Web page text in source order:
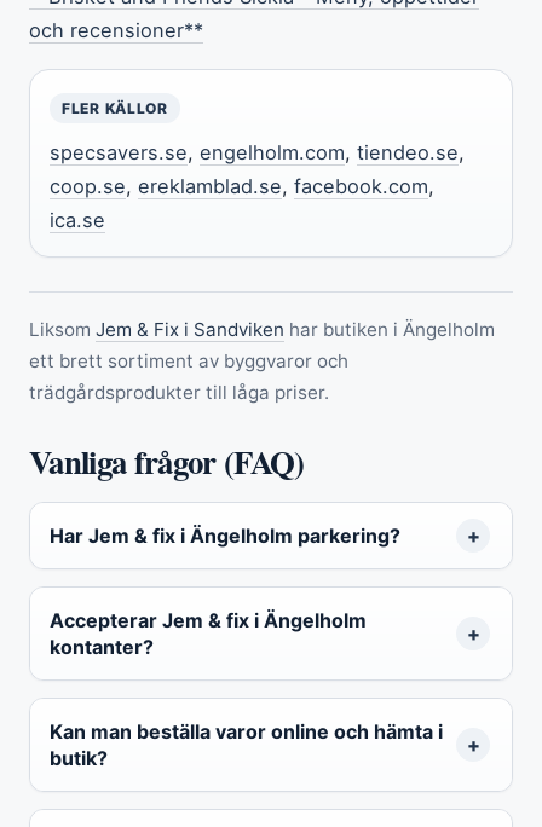
och recensioner**
FLER KÄLLOR
specsavers.se, engelholm.com, tiendeo.se,
coop.se, ereklamblad.se, facebook.com,
ica.se
Liksom Jem & Fix i Sandviken har butiken i Ängelholm
ett brett sortiment av byggvaror och
trädgårdsprodukter till låga priser.
Vanliga frågor (FAQ)
Har Jem & fix i Ängelholm parkering?
Accepterar Jem & fix i Ängelholm
kontanter?
Kan man beställa varor online och hämta i
butik?